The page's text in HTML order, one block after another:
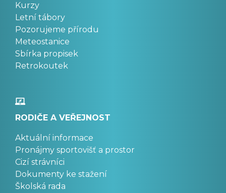
Kurzy
Letní tábory
Pozorujeme přírodu
Meteostanice
Sbírka propisek
Retrokoutek
RODIČE A VEŘEJNOST
Aktuální informace
Pronájmy sportovišť a prostor
Cizí strávníci
Dokumenty ke stažení
Školská rada